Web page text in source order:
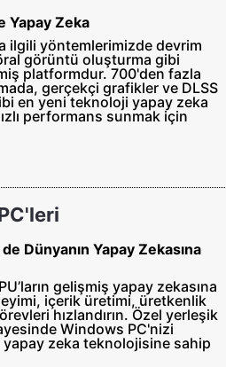
Yapay Zeka
ilgili yöntemlerimizde devrim
görüntü oluşturma gibi
platformdur. 700'den fazla
gerçekçi grafikler ve DLSS
en yeni teknoloji yapay zeka
performans sunmak için
Dünyanın Yapay Zekasına
gelişmiş yapay zekasına
içerik üretimi, üretkenlik
hızlandırın. Özel yerleşik
Windows PC'nizi
zeka teknolojisine sahip